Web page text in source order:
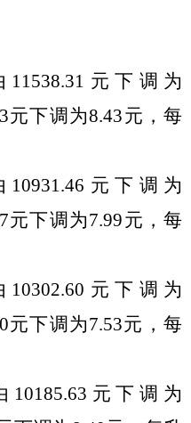
11538.31 元下 调 为
元下调 为8.43元，每
10931.46 元下 调 为
元下调 为7.99元，每
10302.60 元下 调 为
元下调 为7.53元，每
10185.63 元下调 为